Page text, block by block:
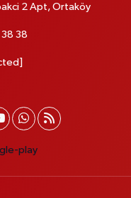
2 Apt, Ortaköy
38